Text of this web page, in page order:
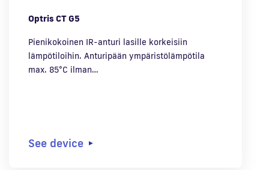
Optris CT G5
Pienikokoinen IR-anturi lasille korkeisiin
lämpötiloihin. Anturipään ympäristölämpötila
max. 85°C ilman…
See device